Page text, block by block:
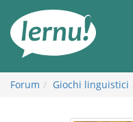
all’indice
Forum Giochi linguistici